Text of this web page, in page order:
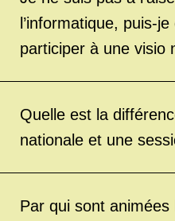
l’informatique, puis-
participer à une visio
Quelle est la
nationale et une
Par qui sont animées